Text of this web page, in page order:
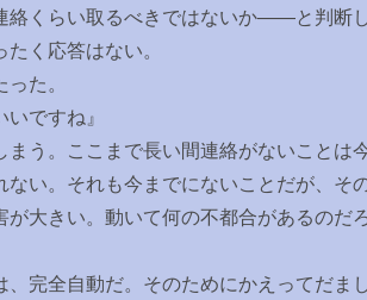
くらい取るべきではないか――と判断
く応答はない。
た。
ですね』
う。ここまで長い間連絡がないことは
い。それも今までにないことだが、そ
大きい。動いて何の不都合があるのだ
完全自動だ。そのためにかえってだまし